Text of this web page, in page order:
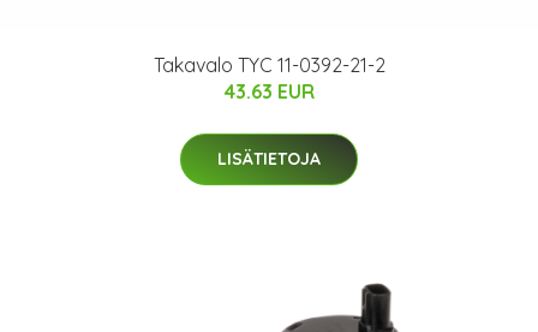
Takavalo TYC 11-0392-21-2
43.63 EUR
LISÄTIETOJA